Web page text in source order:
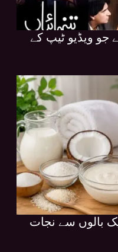
جو ویڈیو ٹیپ کے
بالوں سے نجات